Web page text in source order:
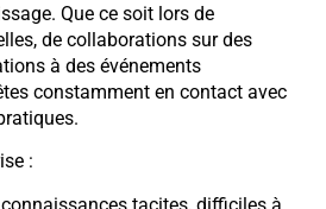
Que ce soit lors de
de collaborations sur des
à des événements
constamment en contact avec
:
tacites, difficiles à